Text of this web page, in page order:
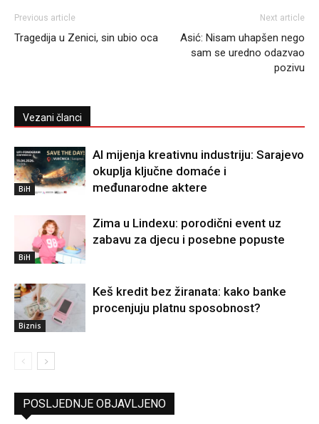
Previous article
Tragedija u Zenici, sin ubio oca
Next article
Asić: Nisam uhapšen nego
sam se uredno odazvao
pozivu
Vezani članci
BiH
AI mijenja kreativnu industriju: Sarajevo
okuplja ključne domaće i
međunarodne aktere
BiH
Zima u Lindexu: porodični event uz
zabavu za djecu i posebne popuste
Biznis
Keš kredit bez žiranata: kako banke
procenjuju platnu sposobnost?
POSLJEDNJE OBJAVLJENO